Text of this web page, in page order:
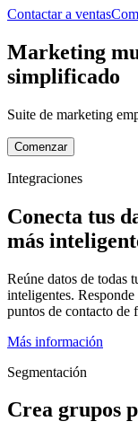
Contactar a ventas
Marketing
simplificado
Suite de marketing
Comenzar
Integraciones
Conecta tus
más
Reúne datos de todas
inteligentes.
puntos de contacto de
Más información
Segmentación
Crea grupos